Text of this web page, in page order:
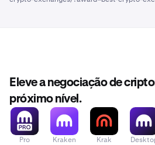
Eleve a negociação de
próximo nível.
Pro Kraken Krak